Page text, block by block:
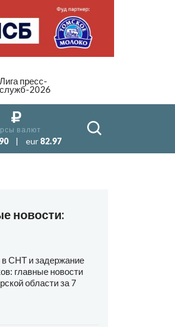
Лига пресс-
служб-2026
валют
| eur 82.97
новости:
СНТ и задержание
главные новости
области за 7